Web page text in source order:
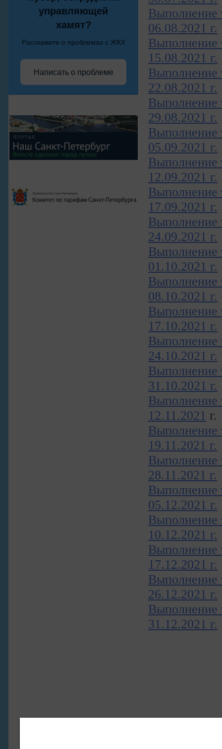
управляющей
хамят?
Расскажите о проблемах с ЖКХ
Написать о проблеме
Выполнение
06.08.2021 г.
Выполнение
15.08.2021 г.
Выполнение
22.08.2021 г.
Выполнение
29.08.2021 г.
Выполнение
05.09.2021 г.
Выполнение
12.09.2021 г.
Выполнение
17.09.2021 г.
Выполнение
24.09.2021 г.
Выполнение
01.10.2021 г.
Выполнение
08.10.2021 г.
Выполнение
17.10.2021 г.
Выполнение
24.10.2021 г.
Выполнение
31.10.2021 г.
Выполнение
12.11.2021 г.
Выполнение
19.11.2021 г.
Выполнение
28.11.2021 г.
Выполнение
05.12.2021 г.
Выполнение
10.12.2021 г.
Выполнение
17.12.2021 г.
Выполнение
26.12.2021 г.
Выполнение
31.12.2021 г.